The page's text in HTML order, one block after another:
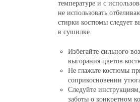
температуре и с
не использовать
стирки костюмы следует
в сушилке.
Избегайте сильного
выгорания цветов
Не глажьте костюмы
соприкосновении
Следуйте
заботы о конкретном